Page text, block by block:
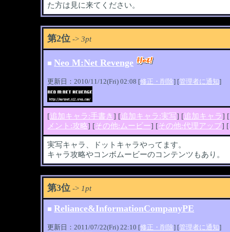
た方は見に来てください。
第2位 ->3pt
■ Neo M:Net Revenge
更新日：2010/11/12(Fri) 02:08 [修正・削除] [管理者に通知]
[追加キャラ:手書き] [追加キャラ:実写] [追加キャラ] [
メント:攻略] [その他:ムービー] [その他:代理アップ] [
実写キャラ、ドットキャラやってます。
キャラ攻略やコンボムービーのコンテンツもあり。
第3位 -> 1pt
■ Reliance&InformationCompanyPE
更新日：2011/07/22(Fri) 22:10 [修正・削除] [管理者に通知]